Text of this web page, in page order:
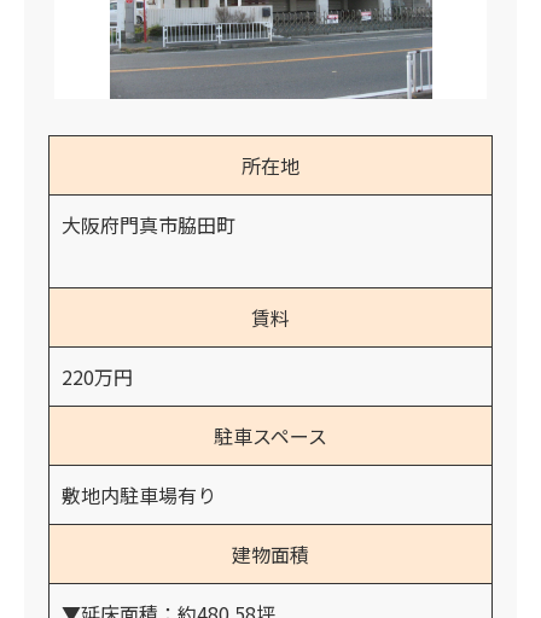
所在地
大阪府門真市脇田町
賃料
220万円
駐車スペース
敷地内駐車場有り
建物面積